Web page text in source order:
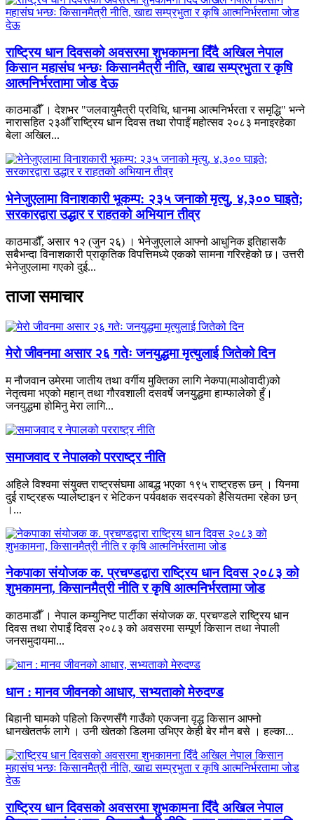
राष्ट्रिय धान दिवसको अवसरमा शुभकामना दिँदै अखिल नेपाल
किसान महासंघ भन्छः किसानमैत्री नीति, खाद्य सम्प्रभुता र कृषि
आत्मनिर्भरतामा जोड देऊ
काठमाडौँ । देशभर "जलवायुमैत्री प्रविधि, धानमा आत्मनिर्भरता र समृद्धि" भन्ने
नारासहित २३औँ राष्ट्रिय धान दिवस तथा रोपाइँ महोत्सव २०८३ मनाइरहेका
बेला अखिल...
भेनेजुएलामा विनाशकारी भूकम्प: २३५ जनाको मृत्यु, ४,३०० घाइते;
सरकारद्वारा उद्धार र राहतको अभियान तीव्र
काठमाडौँ, असार १२ (जुन २६) । भेनेजुएलाले आफ्नो आधुनिक इतिहासकै
सबैभन्दा विनाशकारी प्राकृतिक विपत्तिमध्ये एकको सामना गरिरहेको छ। उत्तरी
भेनेजुएलामा गएको दुई...
ताजा समाचार
मेरो जीवनमा असार २६ गतेः जनयुद्धमा मृत्युलाई जितेको दिन
म नौजवान उमेरमा जातीय तथा वर्गीय मुक्तिका लागि नेकपा(माओवादी)को
नेतृत्वमा भएको महान् तथा गौरवशाली दसवर्षे जनयुद्धमा हाम्फालेको हुँ।
जनयुद्धमा होमिनु मेरा लागि...
समाजवाद र नेपालको परराष्ट्र नीति
अहिले विश्वमा संयुक्त राष्ट्रसंघमा आबद्ध भएका १९५ राष्ट्रहरू छन् । यिनमा
दुई राष्ट्रहरू प्यालेष्टाइन र भेटिकन पर्यवक्षक सदस्यको हैसियतमा रहेका छन्
।...
नेकपाका संयोजक क. प्रचण्डद्वारा राष्ट्रिय धान दिवस २०८३ को
शुभकामना, किसानमैत्री नीति र कृषि आत्मनिर्भरतामा जोड
काठमाडौँ । नेपाल कम्युनिष्ट पार्टीका संयोजक क. प्रचण्डले राष्ट्रिय धान
दिवस तथा रोपाइँ दिवस २०८३ को अवसरमा सम्पूर्ण किसान तथा नेपाली
जनसमुदायमा...
धान : मानव जीवनको आधार, सभ्यताको मेरुदण्ड
बिहानी घामको पहिलो किरणसँगै गाउँको एकजना वृद्ध किसान आफ्नो
धानखेततर्फ लागे । उनी खेतको डिलमा उभिएर केही बेर मौन बसे । हल्का...
राष्ट्रिय धान दिवसको अवसरमा शुभकामना दिँदै अखिल नेपाल